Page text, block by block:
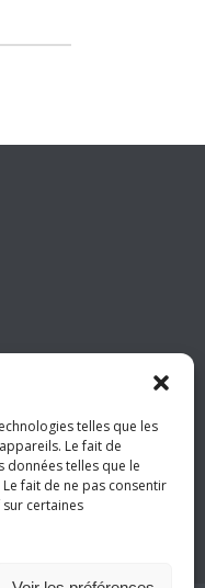
telles que les
Le fait de
données telles que le
fait de ne pas consentir
certaines